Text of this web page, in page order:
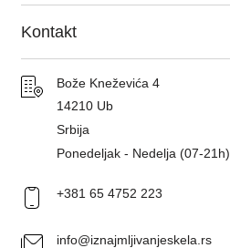
Cevasta skela
Aluminijumske skele
Građevinske skele
Iznajmljivanje pokretne skele
Pitanja i odgovori
O nama
Asfaltiranje i betoniranje Srbija
Podijum
Kontakt
Bože Kneževića 4
14210 Ub
Srbija
Ponedeljak - Nedelja (07-21h)
+381 65 4752 223
info@iznajmljivanjeskela.rs